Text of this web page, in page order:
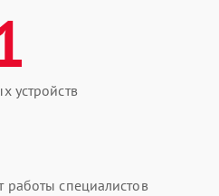
устройств
специалистов